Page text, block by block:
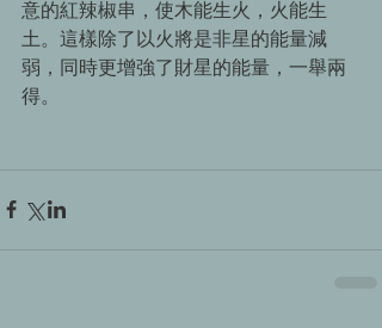
意的紅辣椒串，使木能生火，火能生
土。這樣除了以火將是非星的能量減
弱，同時更增強了財星的能量，一舉兩
得。